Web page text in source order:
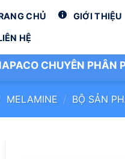
CHỦ GIỚI THIỆU
HỆ
CHUYÊN PHÂN
MELAMINE / BỘ SẢN